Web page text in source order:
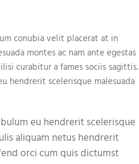
conubia velit placerat at in
montes ac nam ante egestas
curabitur a fames sociis sagittis.
hendrerit scelerisque malesuada
eu hendrerit scelerisque
aliquam netus hendrerit
orci cum quis dictumst